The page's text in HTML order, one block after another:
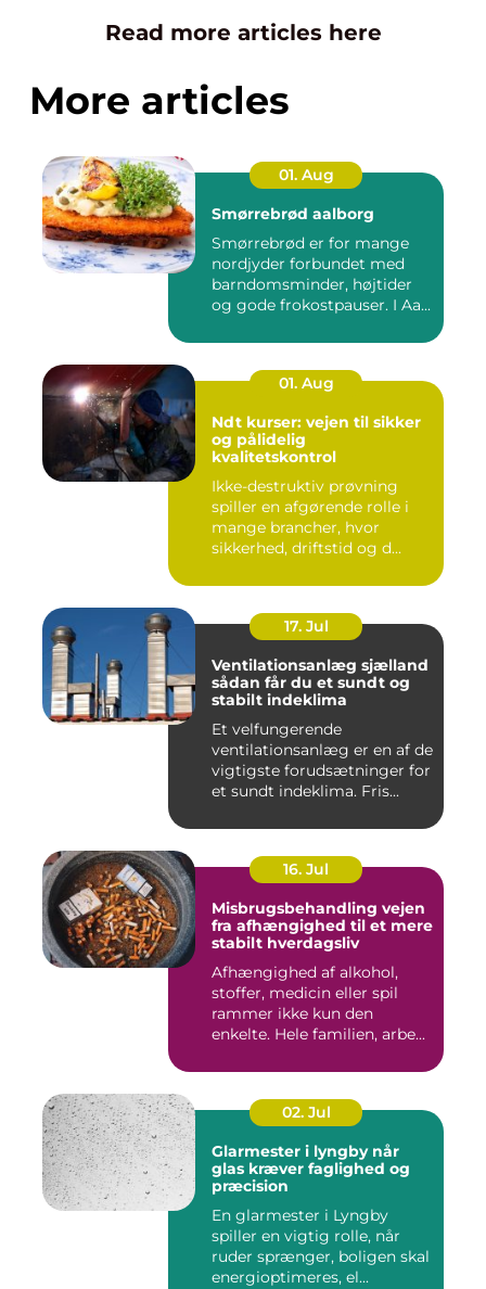
Read more articles here
More articles
01. Aug
Smørrebrød aalborg
Smørrebrød er for mange
nordjyder forbundet med
barndomsminder, højtider
og gode frokostpauser. I Aa...
01. Aug
Ndt kurser: vejen til sikker
og pålidelig
kvalitetskontrol
Ikke-destruktiv prøvning
spiller en afgørende rolle i
mange brancher, hvor
sikkerhed, driftstid og d...
17. Jul
Ventilationsanlæg sjælland
sådan får du et sundt og
stabilt indeklima
Et velfungerende
ventilationsanlæg er en af de
vigtigste forudsætninger for
et sundt indeklima. Fris...
16. Jul
Misbrugsbehandling vejen
fra afhængighed til et mere
stabilt hverdagsliv
Afhængighed af alkohol,
stoffer, medicin eller spil
rammer ikke kun den
enkelte. Hele familien, arbe...
02. Jul
Glarmester i lyngby når
glas kræver faglighed og
præcision
En glarmester i Lyngby
spiller en vigtig rolle, når
ruder sprænger, boligen skal
energioptimeres, el...